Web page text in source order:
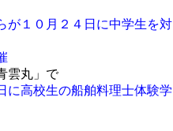
が１０月２４日に中学生を対
雲丸」で
に高校生の船舶料理士体験学